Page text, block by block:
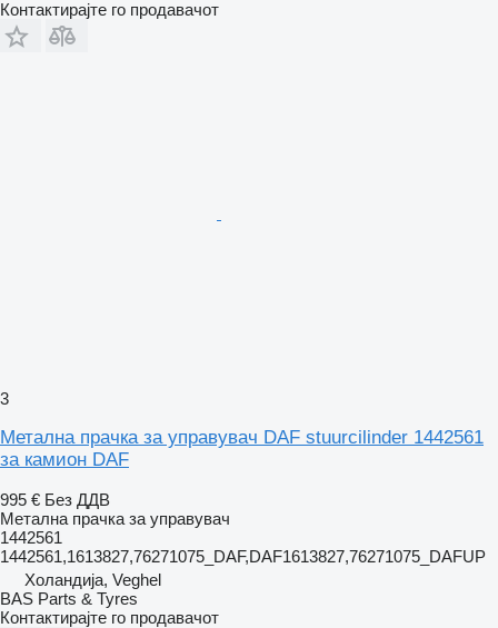
Контактирајте го продавачот
3
Метална прачка за управувач DAF stuurcilinder 1442561
за камион DAF
995 € Без ДДВ
Метална прачка за управувач
1442561
1442561,1613827,76271075_DAF,DAF1613827,76271075_DAFUP
Холандија, Veghel
BAS Parts & Tyres
Контактирајте го продавачот